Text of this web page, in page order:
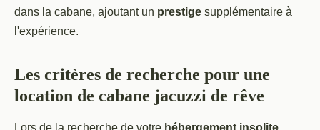
dans la cabane, ajoutant un prestige supplémentaire à
l'expérience.
Les critères de recherche pour une
location de cabane jacuzzi de rêve